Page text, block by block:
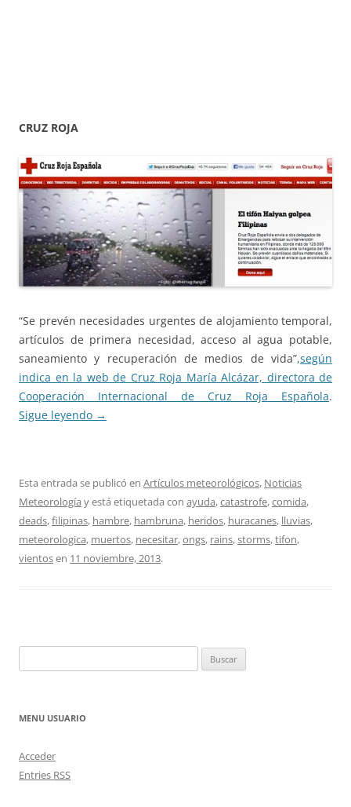
CRUZ ROJA
“Se prevén necesidades urgentes de alojamiento temporal,
artículos de primera necesidad, acceso al agua potable,
saneamiento y recuperación de medios de vida”,según
indica en la web de Cruz Roja María Alcázar, directora de
Cooperación Internacional de Cruz Roja Española.
Sigue leyendo →
Esta entrada se publicó en Artículos meteorológicos, Noticias
Meteorología y está etiquetada con ayuda,catastrofe,comida,
deads,filipinas, hambre, hambruna, heridos, huracanes, lluvias,
meteorologica, muertos, necesitar,ongs, rains,storms,tifon,
vientosen 11 noviembre, 2013.
MENU USUARIO
Acceder
Entries RSS